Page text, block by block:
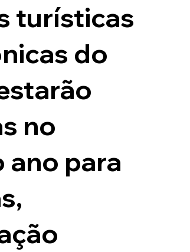
turísticas
do
no
ano para